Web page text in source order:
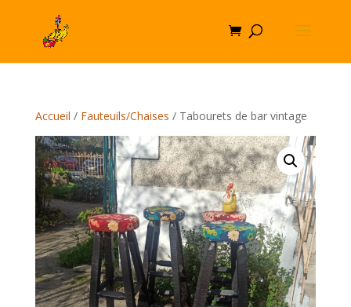
Accueil / Fauteuils/Chaises / Tabourets de bar vintage